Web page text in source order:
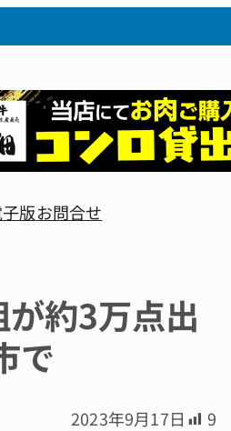
版お問合せ
約3万点出
で
2023年9月17日 9